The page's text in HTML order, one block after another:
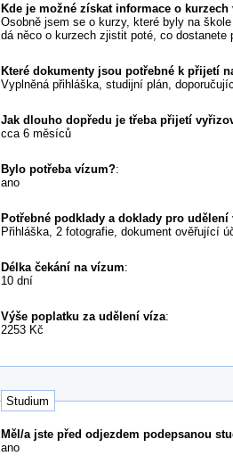
Kde je možné získat informace o
Osobně jsem se o kurzy, které byly na
dá něco o kurzech zjistit poté, co dostanete
Které dokumenty jsou potřebné k přijetí
Vyplněná přihláška, studijní plán,
Jak dlouho dopředu je třeba přijetí
cca 6 měsíců
Bylo potřeba vízum?:
ano
Potřebné podklady a doklady pro udělení
Přihláška, 2 fotografie, dokument ověřující
Délka čekání na vízum:
10 dní
Výše poplatku za udělení víza:
2253 Kč
Studium
Měl/a jste před odjezdem podepsanou
ano